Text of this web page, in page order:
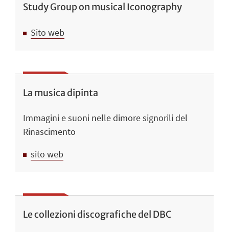
Study Group on musical Iconography
Sito web
La musica dipinta
Immagini e suoni nelle dimore signorili del
Rinascimento
sito web
Le collezioni discografiche del DBC